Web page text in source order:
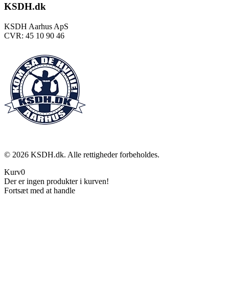
KSDH.dk
KSDH Aarhus ApS
CVR: 45 10 90 46
© 2026 KSDH.dk. Alle rettigheder forbeholdes.
Kurv0
Der er ingen produkter i kurven!
Fortsæt med at handle